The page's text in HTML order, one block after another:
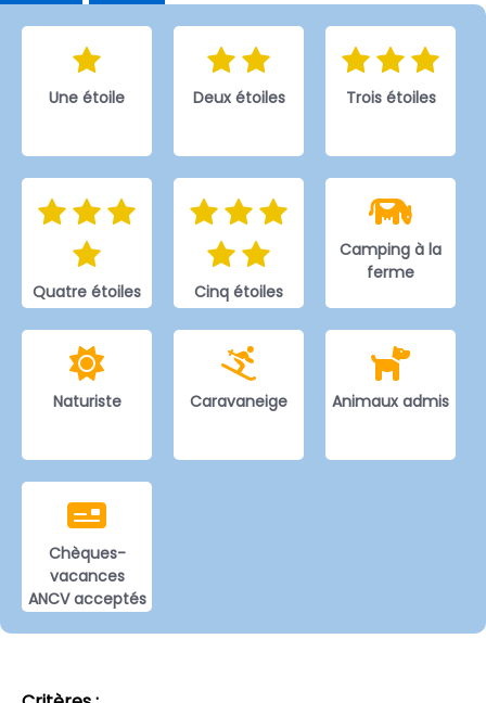
Une étoile Deux étoiles Trois étoiles
Quatre étoiles Cinq étoiles
Camping à la
ferme
Naturiste Caravaneige Animaux admis
Chèques-
vacances
ANCV acceptés